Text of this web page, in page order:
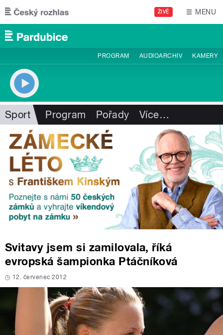
Přejít k hlavnímu obsahu
ŽIVĚ MENU
PROGRAM AUDIOARCHIV KAMERY
Sport Program Pořady Více…
Svitavy jsem si zamilovala, říká
evropská šampionka Ptáčníková
12. červenec 2012